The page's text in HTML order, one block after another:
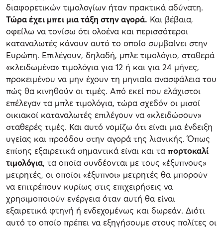
διαφορετικών τιμολογίων ήταν πρακτικά αδύνατη.
Τώρα έχει μπει μια τάξη στην αγορά. Και βέβαια,
οφείλω να τονίσω ότι ολοένα και περισσότεροι
καταναλωτές κάνουν αυτό το οποίο συμβαίνει στην
Ευρώπη. Επιλέγουν, δηλαδή, μπλε τιμολόγιο, σταθερά
«κλειδωμένα» τιμολόγια για 12 ή και για 24 μήνες,
προκειμένου να μην έχουν τη μηνιαία ανασφάλεια του
πώς θα κινηθούν οι τιμές. Από εκεί που ελάχιστοι
επέλεγαν τα μπλε τιμολόγια, τώρα σχεδόν οι μισοί
οικιακοί καταναλωτές επιλέγουν να «κλειδώσουν»
σταθερές τιμές. Και αυτό νομίζω ότι είναι μια ένδειξη
υγείας και προόδου στην αγορά της λιανικής. Όπως
επίσης εξαιρετικά σημαντικά είναι και τα πορτοκαλί
τιμολόγια, τα οποία συνδέονται με τους «έξυπνους»
μετρητές, οι οποίοι «έξυπνοι» μετρητές θα μπορούν
να επιτρέπουν κυρίως στις επιχειρήσεις να
χρησιμοποιούν ενέργεια όταν αυτή θα είναι
εξαιρετικά φτηνή ή ενδεχομένως και δωρεάν. Διότι
αυτό το οποίο πρέπει να εξηγήσουμε στους πολίτες οι